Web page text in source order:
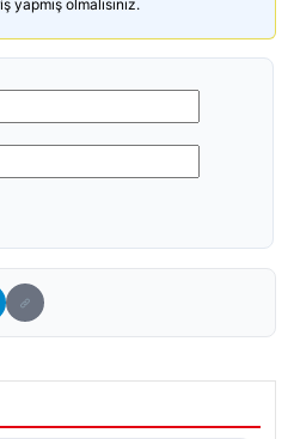
olmalısınız.